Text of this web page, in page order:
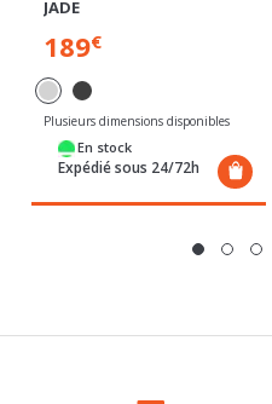
189
Plusieurs dimensions disponibles
En stock
Expédié sous 24/72h